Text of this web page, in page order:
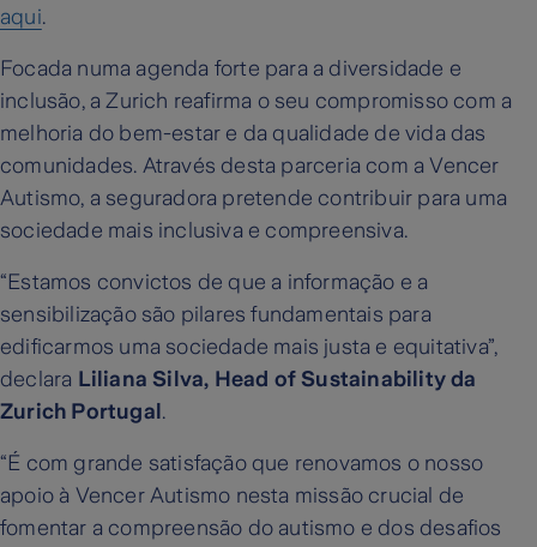
aqui.
Focada numa agenda forte para a diversidade e
inclusão, a Zurich reafirma o seu compromisso com a
melhoria do bem-estar e da qualidade de vida das
comunidades. Através desta parceria com a Vencer
Autismo, a seguradora pretende contribuir para uma
sociedade mais inclusiva e compreensiva.
“Estamos convictos de que a informação e a
sensibilização são pilares fundamentais para
edificarmos uma sociedade mais justa e equitativa”,
declara Liliana Silva, Head of Sustainability da
Zurich Portugal .
“É com grande satisfação que renovamos o nosso
apoio à Vencer Autismo nesta missão crucial de
fomentar a compreensão do autismo e dos desafios